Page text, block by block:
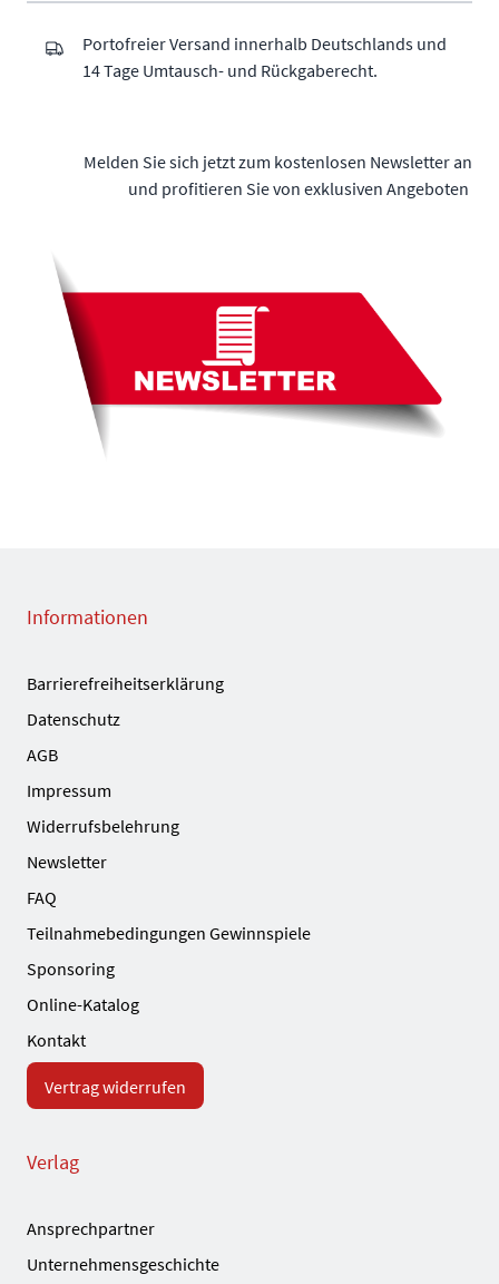
Portofreier Versand innerhalb Deutschlands und
14 Tage Umtausch- und Rückgaberecht.
Melden Sie sich jetzt zum kostenlosen Newsletter an
und profitieren Sie von exklusiven Angeboten
Informationen
Barrierefreiheitserklärung
Datenschutz
AGB
Impressum
Widerrufsbelehrung
Newsletter
FAQ
Teilnahmebedingungen Gewinnspiele
Sponsoring
Online-Katalog
Kontakt
Vertrag widerrufen
Verlag
Ansprechpartner
Unternehmensgeschichte